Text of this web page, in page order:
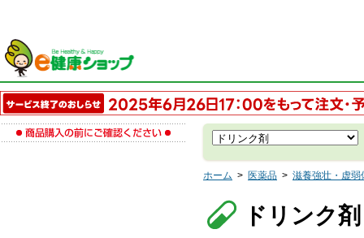
ホーム > 医薬品 > 滋養強壮・虚弱
ドリンク剤